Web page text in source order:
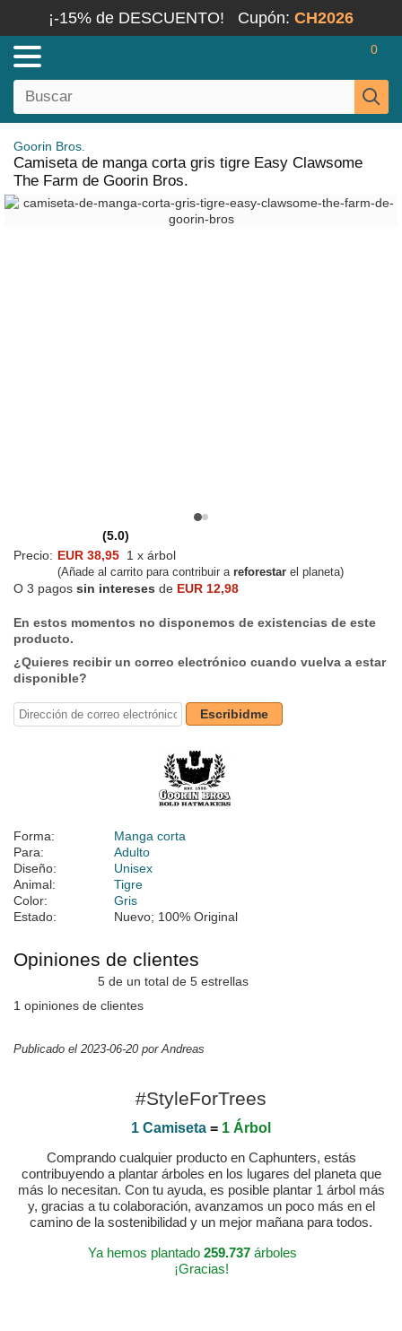
¡-15% de DESCUENTO! Cupón: CH2026
0
Goorin Bros.
Camiseta de manga corta gris tigre Easy Clawsome
The Farm de Goorin Bros.
(5.0)
Precio: EUR 38,95 1 x árbol
(Añade al carrito para contribuir a reforestar el planeta)
O 3 pagos sin intereses de EUR 12,98
En estos momentos no disponemos de existencias de este
producto.
¿Quieres recibir un correo electrónico cuando vuelva a estar
disponible?
Escribidme
Forma:
Manga corta
Para:
Adulto
Diseño:
Unisex
Animal:
Tigre
Color:
Gris
Estado:
Nuevo; 100% Original
Opiniones de clientes
5 de un total de 5 estrellas
1 opiniones de clientes
Publicado el 2023-06-20 por Andreas
#StyleForTrees
1 Camiseta = 1 Árbol
Comprando cualquier producto en Caphunters, estás
contribuyendo a plantar árboles en los lugares del planeta que
más lo necesitan. Con tu ayuda, es posible plantar 1 árbol más
y, gracias a tu colaboración, avanzamos un poco más en el
camino de la sostenibilidad y un mejor mañana para todos.
Ya hemos plantado 259.737 árboles
¡Gracias!